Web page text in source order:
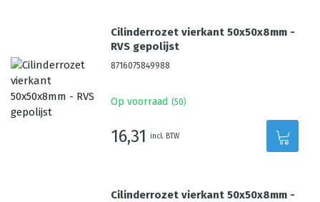
Cilinderrozet vierkant 50x50x8mm -
RVS gepolijst
8716075849988
Op voorraad (50)
16,31 incl. BTW
Cilinderrozet vierkant 50x50x8mm -